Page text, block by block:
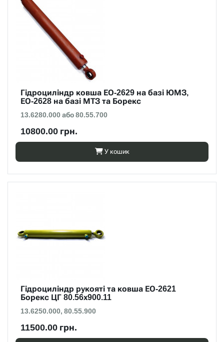
Гідроциліндр ковша ЕО-2629 на базі ЮМЗ,
ЕО-2628 на базі МТЗ та Борекс
13.6280.000 або 80.55.700
10800.00 грн.
У кошик
Гідроциліндр рукояті та ковша ЕО-2621
Борекс ЦГ 80.56х900.11
13.6250.000, 80.55.900
11500.00 грн.